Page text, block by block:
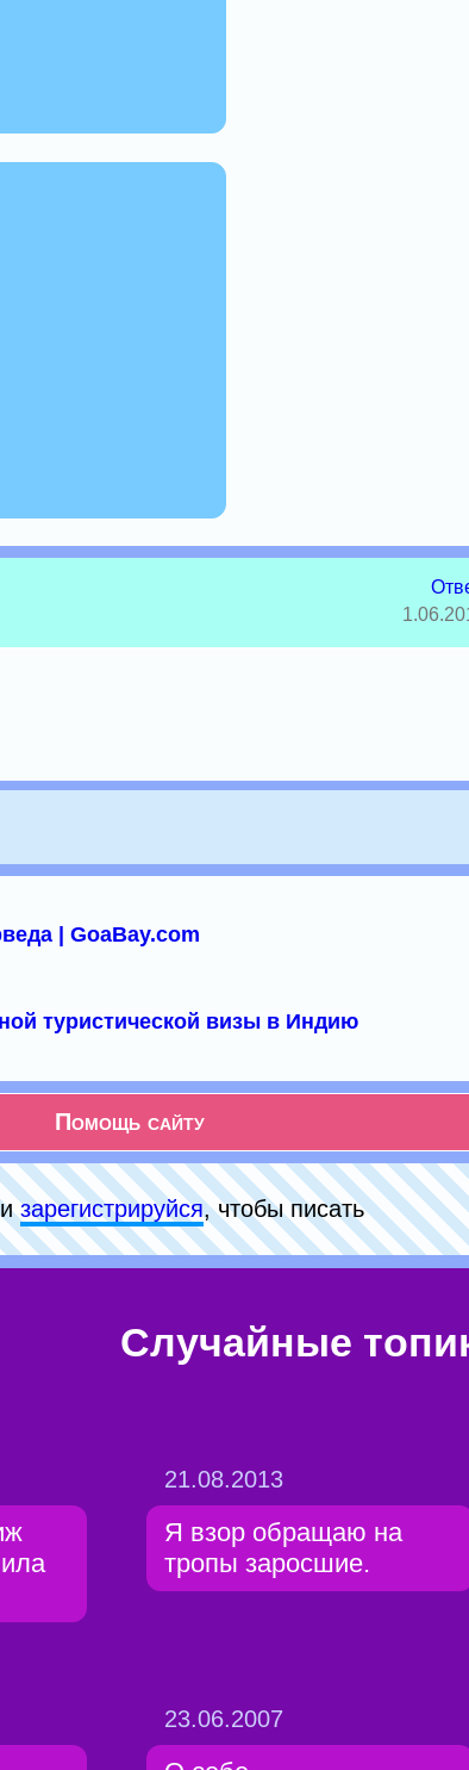
| GoaBay.com
туристической визы в Индию
Помощь сайту
зарeгиcтpируйся, чтобы писать
Случайные
21.08.2013
Я взор обращаю на
тропы заросшие.
23.06.2007